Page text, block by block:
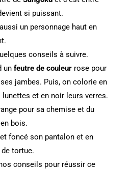
si puissant.
un personnage haut en
conseils à suivre.
un feutre de couleur rose pour
jambes. Puis, on colorie en
lunettes et en noir leurs verres.
pour sa chemise et du
bois.
foncé son pantalon et en
tortue.
conseils pour réussir ce